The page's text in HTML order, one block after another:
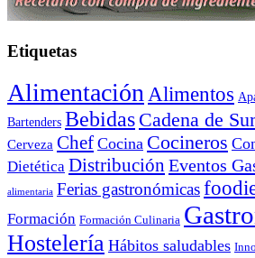
Etiquetas
Alimentación Alimentos
Bartenders Bebidas Cadena de
Cerveza Chef Cocina Cocineros
Dietética Distribución Eventos
alimentaria Ferias gastronómicas
Formación Formación Culinaria
Hostelería Hábitos saludables